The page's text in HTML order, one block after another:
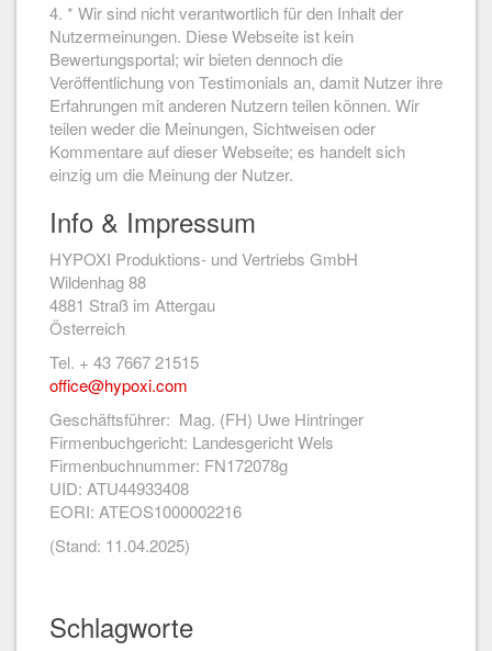
4. * Wir sind nicht verantwortlich für den Inhalt der
Nutzermeinungen. Diese Webseite ist kein
Bewertungsportal; wir bieten dennoch die
Veröffentlichung von Testimonials an, damit Nutzer ihre
Erfahrungen mit anderen Nutzern teilen können. Wir
teilen weder die Meinungen, Sichtweisen oder
Kommentare auf dieser Webseite; es handelt sich
einzig um die Meinung der Nutzer.
Info & Impressum
HYPOXI Produktions- und Vertriebs GmbH
Wildenhag 88
4881 Straß im Attergau
Österreich
Tel. + 43 7667 21515
office@hypoxi.com
Geschäftsführer: Mag. (FH) Uwe Hintringer
Firmenbuchgericht: Landesgericht Wels
Firmenbuchnummer: FN172078g
UID: ATU44933408
EORI: ATEOS1000002216
(Stand: 11.04.2025)
Schlagworte